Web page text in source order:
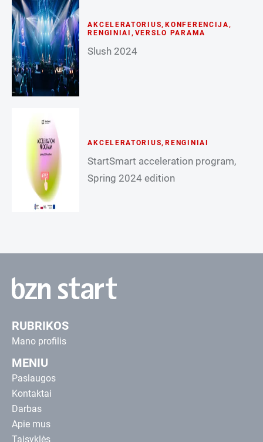
AKCELERATORIUS, KONFERENCIJA,
RENGINIAI , VERSLO PARAMA
Slush 2024
AKCELERATORIUS, RENGINIAI
StartSmart acceleration program,
Spring 2024 edition
RUBRIKOS
Mano profilis
MENIU
Paslaugos
Kontaktai
Darbas
Apie mus
Taisyklės